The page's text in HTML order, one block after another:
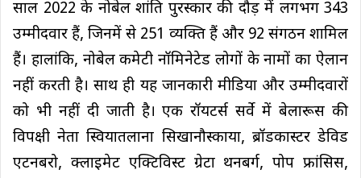
साल 2022 के नोबेल शांति पुरस्कार की दौड़ में लगभग 343
उम्मीदवार हैं, जिनमें से 251 व्यक्ति हैं और 92 संगठन शामिल
हैं। हालांकि, नोबेल कमेटी नॉमिनेटेड लोगों के नामों का ऐलान
नहीं करती है। साथ ही यह जानकारी मीडिया और उम्मीदवारों
को भी नहीं दी जाती है। एक रॉयटर्स सर्वे में बेलारूस की
विपक्षी नेता स्वियातलाना सिखानौस्काया, ब्रॉडकास्टर डेविड
एटनबरो, क्लाइमेट एक्टिविस्ट ग्रेटा थनबर्ग, पोप फ्रांसिस,